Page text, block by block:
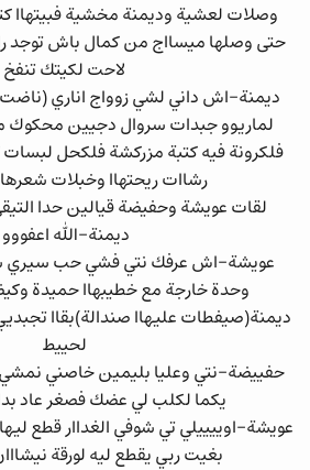
وصلات لعشية وديمنة مخشية فبيتهاا
حتى وصلها ميسااج من كمال باش توجد
لاحت لكيتك تنفخ
ديمنة-اش داني لشي زوواج اناري
لماريوو جبدات سروال دجيين محكوك
فلكرونة فيه كتبة مزركشة فلكحل
رشاات ريحتهاا وخبلات
لقات عويشة وحفيضة قيالين حدا
ديمنة-الله اعفووو
عويشة-اش عرفك نتي فشي حب سيري
وحدة خارجة مع خطيبهاا حميدة
ديمنة(صيفطات عليهاا صندالة)بقاا
لحييط
حفييضة-نتي وعليا بليمين خاصني
يكما لكلب لي عضك فصغر عاد
عويشة-اوييييلي تي شوفي الغداار قطع
بغيت ربي يقطع ليه لورقة